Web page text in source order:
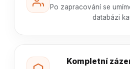
Po zapracování se
databázi
Kompletní